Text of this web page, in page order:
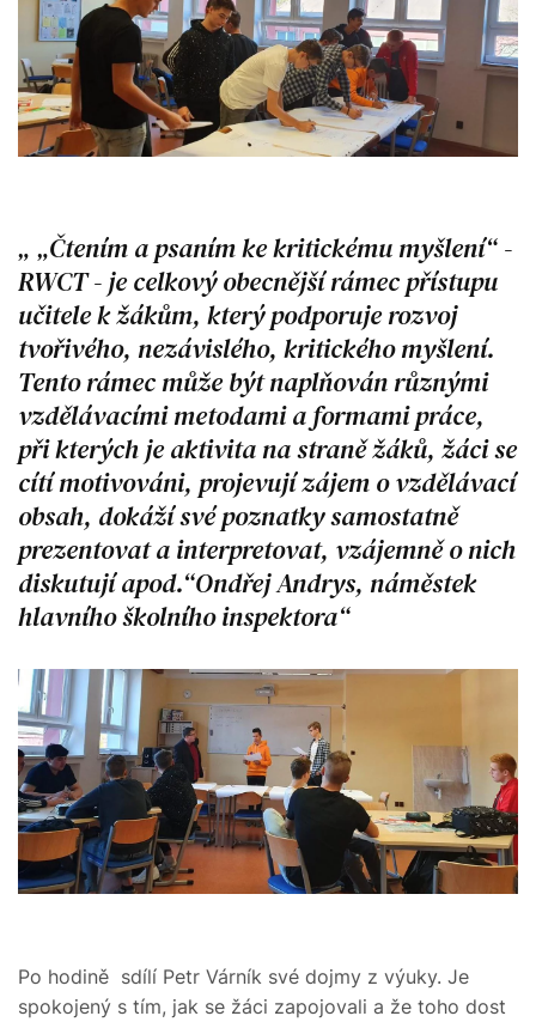
„Čtením a psaním ke kritickému myšlení“ -
RWCT - je celkový obecnější rámec přístupu
učitele k žákům, který podporuje rozvoj
tvořivého, nezávislého, kritického myšlení.
Tento rámec může být naplňován různými
vzdělávacími metodami a formami práce,
při kterých je aktivita na straně žáků, žáci se
cítí motivováni, projevují zájem o vzdělávací
obsah, dokáží své poznatky samostatně
prezentovat a interpretovat, vzájemně o nich
diskutují apod.“Ondřej Andrys, náměstek
hlavního školního inspektora
Po hodině sdílí Petr Várník své dojmy z výuky. Je
spokojený s tím, jak se žáci zapojovali a že toho dost